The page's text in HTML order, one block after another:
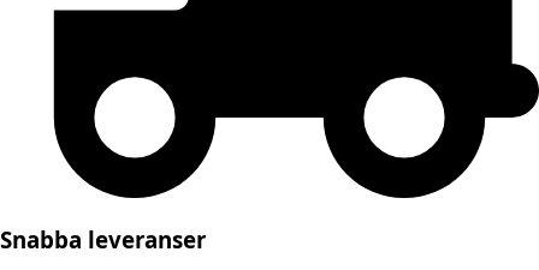
Snabba leveranser